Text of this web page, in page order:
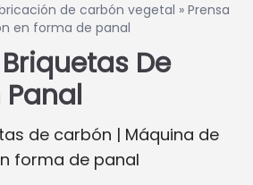
de carbón vegetal » Prensa
en forma de panal
De
de carbón | Máquina de
forma de panal